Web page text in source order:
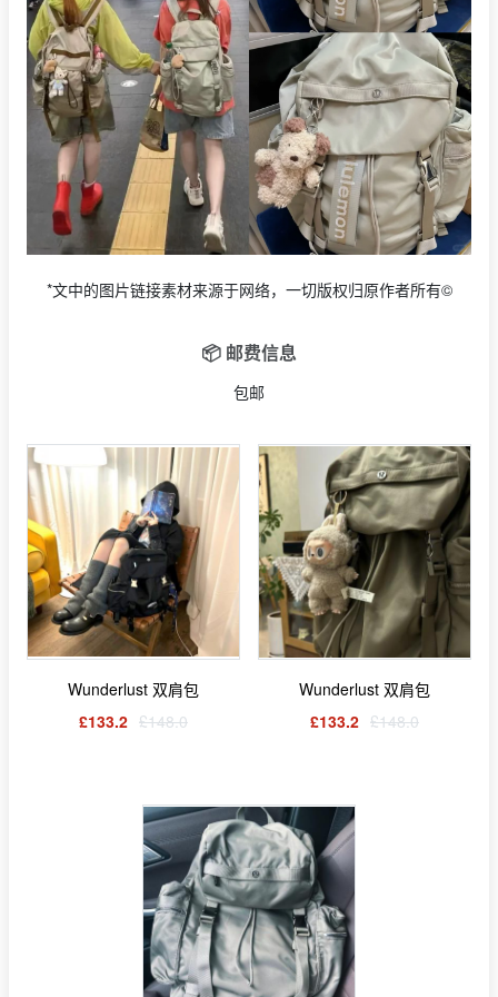
*文中的图片链接素材来源于网络，一切版权归原作者所有©
📦 邮费信息
包邮
Wunderlust 双肩包
£133.2 £148.0
Wunderlust 双肩包
£133.2 £148.0